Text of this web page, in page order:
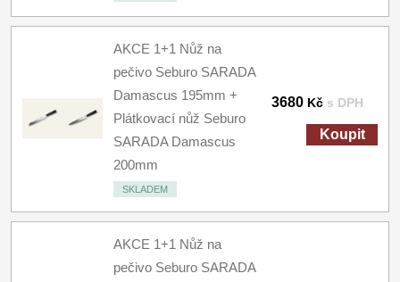
AKCE 1+1 Nůž na
pečivo Seburo SARADA
Damascus 195mm +
Plátkovací nůž Seburo
SARADA Damascus
200mm
SKLADEM
3680 Kč s DPH
Koupit
AKCE 1+1 Nůž na
pečivo Seburo SARADA